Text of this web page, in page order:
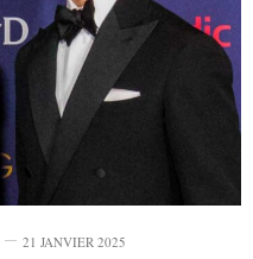
21 JANVIER 2025